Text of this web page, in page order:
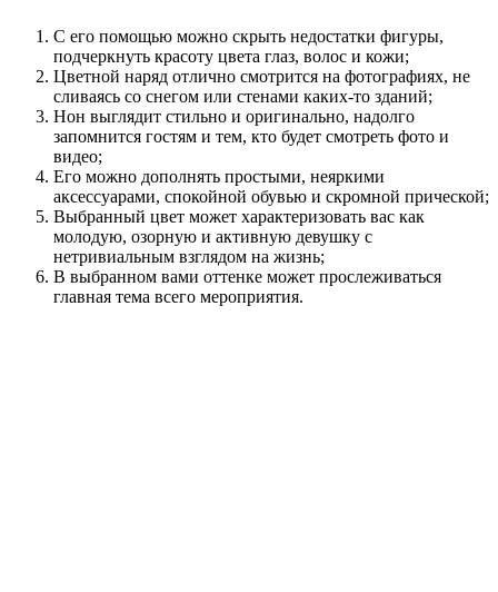
С его помощью можно скрыть недостатки фигуры,
подчеркнуть красоту цвета глаз, волос и кожи;
Цветной наряд отлично смотрится на фотографиях, не
сливаясь со снегом или стенами каких-то зданий;
Нон выглядит стильно и оригинально, надолго
запомнится гостям и тем, кто будет смотреть фото и
видео;
Его можно дополнять простыми, неяркими
аксессуарами, спокойной обувью и скромной прической;
Выбранный цвет может характеризовать вас как
молодую, озорную и активную девушку с
нетривиальным взглядом на жизнь;
В выбранном вами оттенке может прослеживаться
главная тема всего мероприятия.